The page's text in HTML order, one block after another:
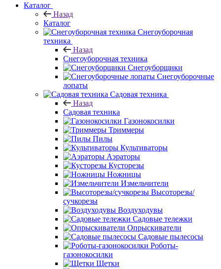
Каталог
Назад
Каталог
Снегоуборочная
техника
Назад
Снегоуборочная техника
Снегоуборщики
Снегоуборочные
лопаты
Садовая техника
Назад
Садовая техника
Газонокосилки
Триммеры
Пилы
Культиваторы
Аэраторы
Кусторезы
Ножницы
Измельчители
Высоторезы/
сучкорезы
Воздуходувы
Садовые тележки
Опрыскиватели
Садовые пылесосы
Роботы-
газонокосилки
Щетки